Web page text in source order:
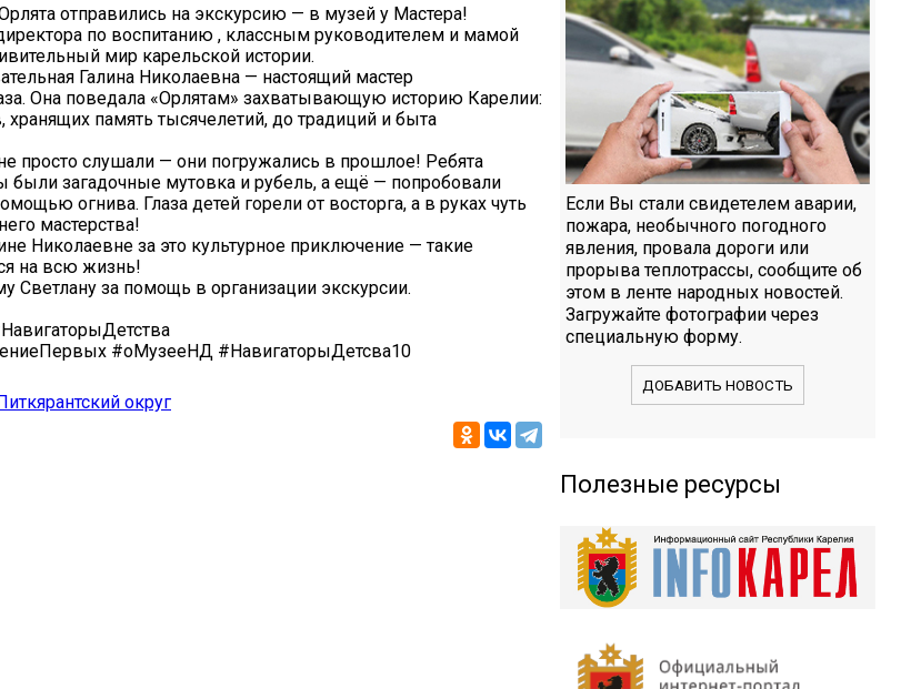
отправились на экскурсию — в музей у Мастера!
по воспитанию , классным руководителем и мамой
мир карельской истории.
Галина Николаевна — настоящий мастер
Она поведала «Орлятам» захватывающую историю Карелии:
хранящих память тысячелетий, до традиций и быта
просто слушали — они погружались в прошлое! Ребята
были загадочные мутовка и рубель, а ещё — попробовали
огнива. Глаза детей горели от восторга, а в руках чуть
мастерства!
Николаевне за это культурное приключение — такие
на всю жизнь!
Светлану за помощь в организации экскурсии.
#оМузееНД #НавигаторыДетсва10
округ
Если Вы стали свидетелем аварии,
пожара, необычного погодного
явления, провала дороги или
прорыва теплотрассы, сообщите об
этом в ленте народных новостей.
Загружайте фотографии через
специальную форму.
ДОБАВИТЬ НОВОСТЬ
Полезные ресурсы